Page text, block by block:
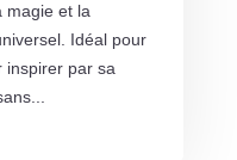
magie et la
Idéal pour
inspirer par sa